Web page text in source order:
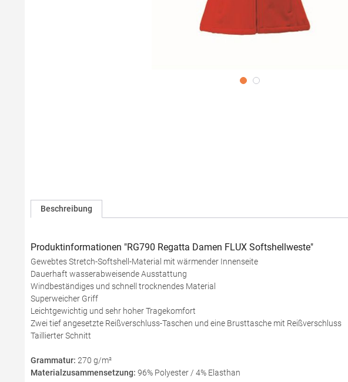
Beschreibung
Produktinformationen "RG790 Regatta Damen FLUX Softshellweste"
Gewebtes Stretch-Softshell-Material mit wärmender Innenseite
Dauerhaft wasserabweisende Ausstattung
Windbeständiges und schnell trocknendes Material
Superweicher Griff
Leichtgewichtig und sehr hoher Tragekomfort
Zwei tief angesetzte Reißverschluss-Taschen und eine Brusttasche mit Reißverschluss
Taillierter Schnitt
Grammatur: 270 g/m²
Materialzusammensetzung: 96% Polyester / 4% Elasthan